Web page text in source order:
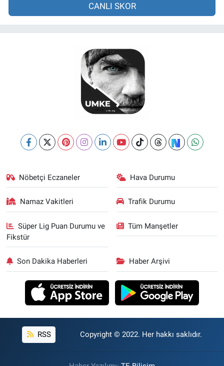
CANLI SKOR
Nöbetçi Eczaneler Hava Durumu
Namaz Vakitleri Trafik Durumu
Süper Lig Puan Durumu ve
Fikstür
Tüm Manşetler
Son Dakika Haberleri Haber Arşivi
RSS Copyright © 2022. Her hakkı saklıdır.